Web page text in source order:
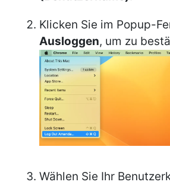
Klicken Sie im Popup-
Ausloggen, um zu
Wählen Sie Ihr